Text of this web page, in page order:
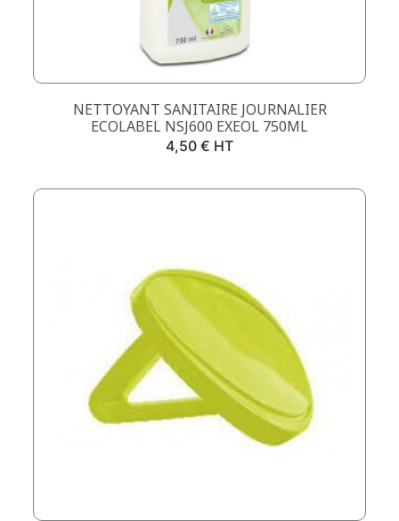
NETTOYANT SANITAIRE JOURNALIER
ECOLABEL NSJ600 EXEOL 750ML
Prix
4,50 € HT